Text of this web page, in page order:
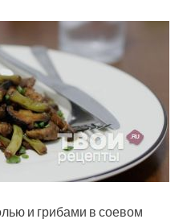
и грибами в соевом